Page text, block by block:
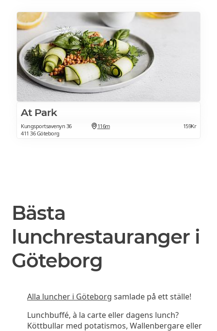
At Park
Kungsportsavenyn 36
411 36 Göteborg
116m 159Kr
Bästa
lunchrestauranger i
Göteborg
Alla luncher i Göteborg samlade på ett ställe!
Lunchbuffé, à la carte eller dagens lunch?
Köttbullar med potatismos, Wallenbergare eller